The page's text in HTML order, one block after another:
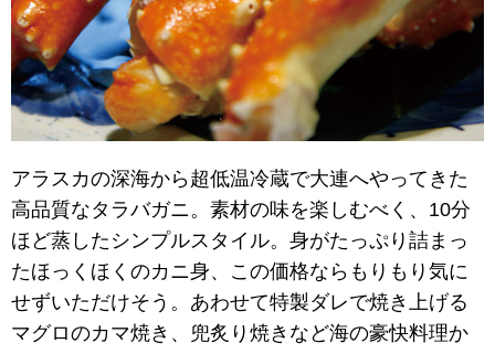
アラスカの深海から超低温冷蔵で大連へやってきた
高品質なタラバガニ。素材の味を楽しむべく、10分
ほど蒸したシンプルスタイル。身がたっぷり詰まっ
たほっくほくのカニ身、この価格ならもりもり気に
せずいただけそう。あわせて特製ダレで焼き上げる
マグロのカマ焼き、兜炙り焼きなど海の豪快料理か